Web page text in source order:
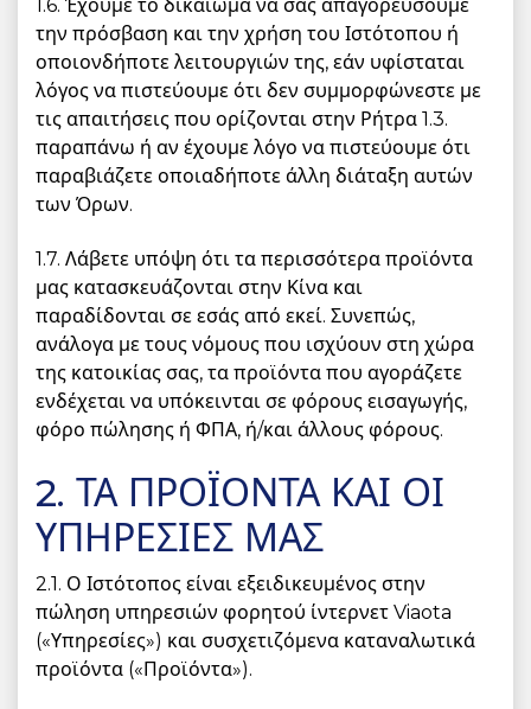
1.6. Έχουμε το δικαίωμα να σας απαγορεύσουμε
την πρόσβαση και την χρήση του Ιστότοπου ή
οποιονδήποτε λειτουργιών της, εάν υφίσταται
λόγος να πιστεύουμε ότι δεν συμμορφώνεστε με
τις απαιτήσεις που ορίζονται στην Ρήτρα 1.3.
παραπάνω ή αν έχουμε λόγο να πιστεύουμε ότι
παραβιάζετε οποιαδήποτε άλλη διάταξη αυτών
των Όρων.
1.7. Λάβετε υπόψη ότι τα περισσότερα προϊόντα
μας κατασκευάζονται στην Κίνα και
παραδίδονται σε εσάς από εκεί. Συνεπώς,
ανάλογα με τους νόμους που ισχύουν στη χώρα
της κατοικίας σας, τα προϊόντα που αγοράζετε
ενδέχεται να υπόκεινται σε φόρους εισαγωγής,
φόρο πώλησης ή ΦΠΑ, ή/και άλλους φόρους.
2. ΤΑ ΠΡΟΪΟΝΤΑ ΚΑΙ ΟΙ
ΥΠΗΡΕΣΙΕΣ ΜΑΣ
2.1. Ο Ιστότοπος είναι εξειδικευμένος στην
πώληση υπηρεσιών φορητού ίντερνετ Viaota
(«Υπηρεσίες») και συσχετιζόμενα καταναλωτικά
προϊόντα («Προϊόντα»).